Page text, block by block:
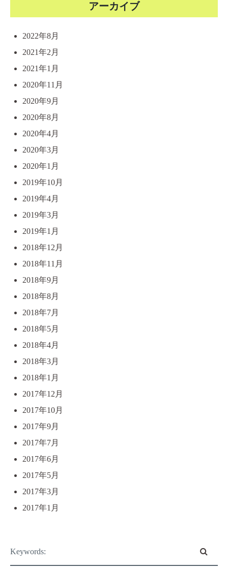
アーカイブ
2022年8月
2021年2月
2021年1月
2020年11月
2020年9月
2020年8月
2020年4月
2020年3月
2020年1月
2019年10月
2019年4月
2019年3月
2019年1月
2018年12月
2018年11月
2018年9月
2018年8月
2018年7月
2018年5月
2018年4月
2018年3月
2018年1月
2017年12月
2017年10月
2017年9月
2017年7月
2017年6月
2017年5月
2017年3月
2017年1月